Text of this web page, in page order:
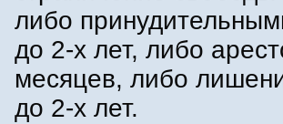
либо
до 2-х лет, либо
месяцев, либо
до 2-х лет.